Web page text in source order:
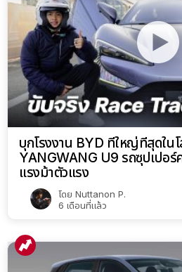
บุกโรงงาน BYD ที่ใหญ่ที่สุดใน
YANGWANG U9 รถซุปเปอร์
แรงม้าตัวแรง
โดย Nuttanon P.
6 เดือนที่แล้ว